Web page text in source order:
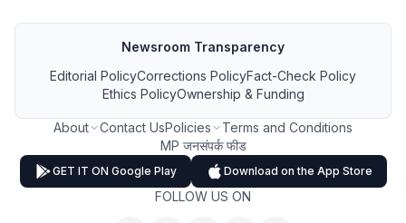
Newsroom Transparency
Editorial PolicyCorrections PolicyFact-Check Policy
Ethics PolicyOwnership & Funding
About Contact UsPolicies
Terms and Conditions
MP जनसंपर्क फीड
GET IT ON Google Play Download on the App Store
FOLLOW US ON